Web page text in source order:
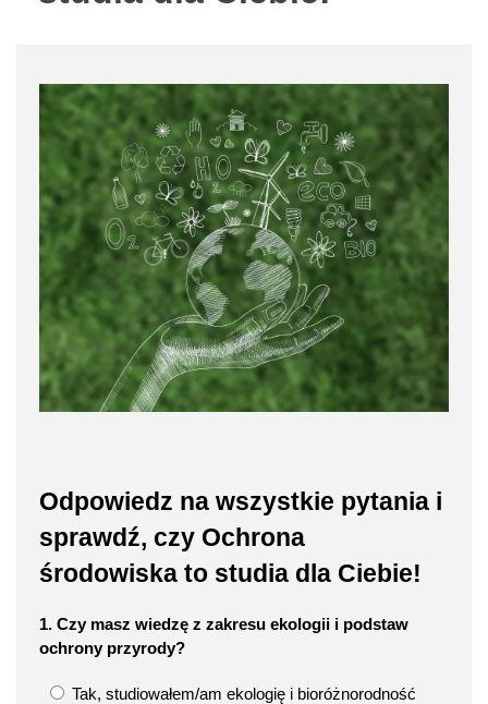
Odpowiedz na wszystkie pytania i
sprawdź, czy Ochrona
środowiska to studia dla Ciebie!
1. Czy masz wiedzę z zakresu ekologii i podstaw
ochrony przyrody?
Tak, studiowałem/am ekologię i bioróżnorodność